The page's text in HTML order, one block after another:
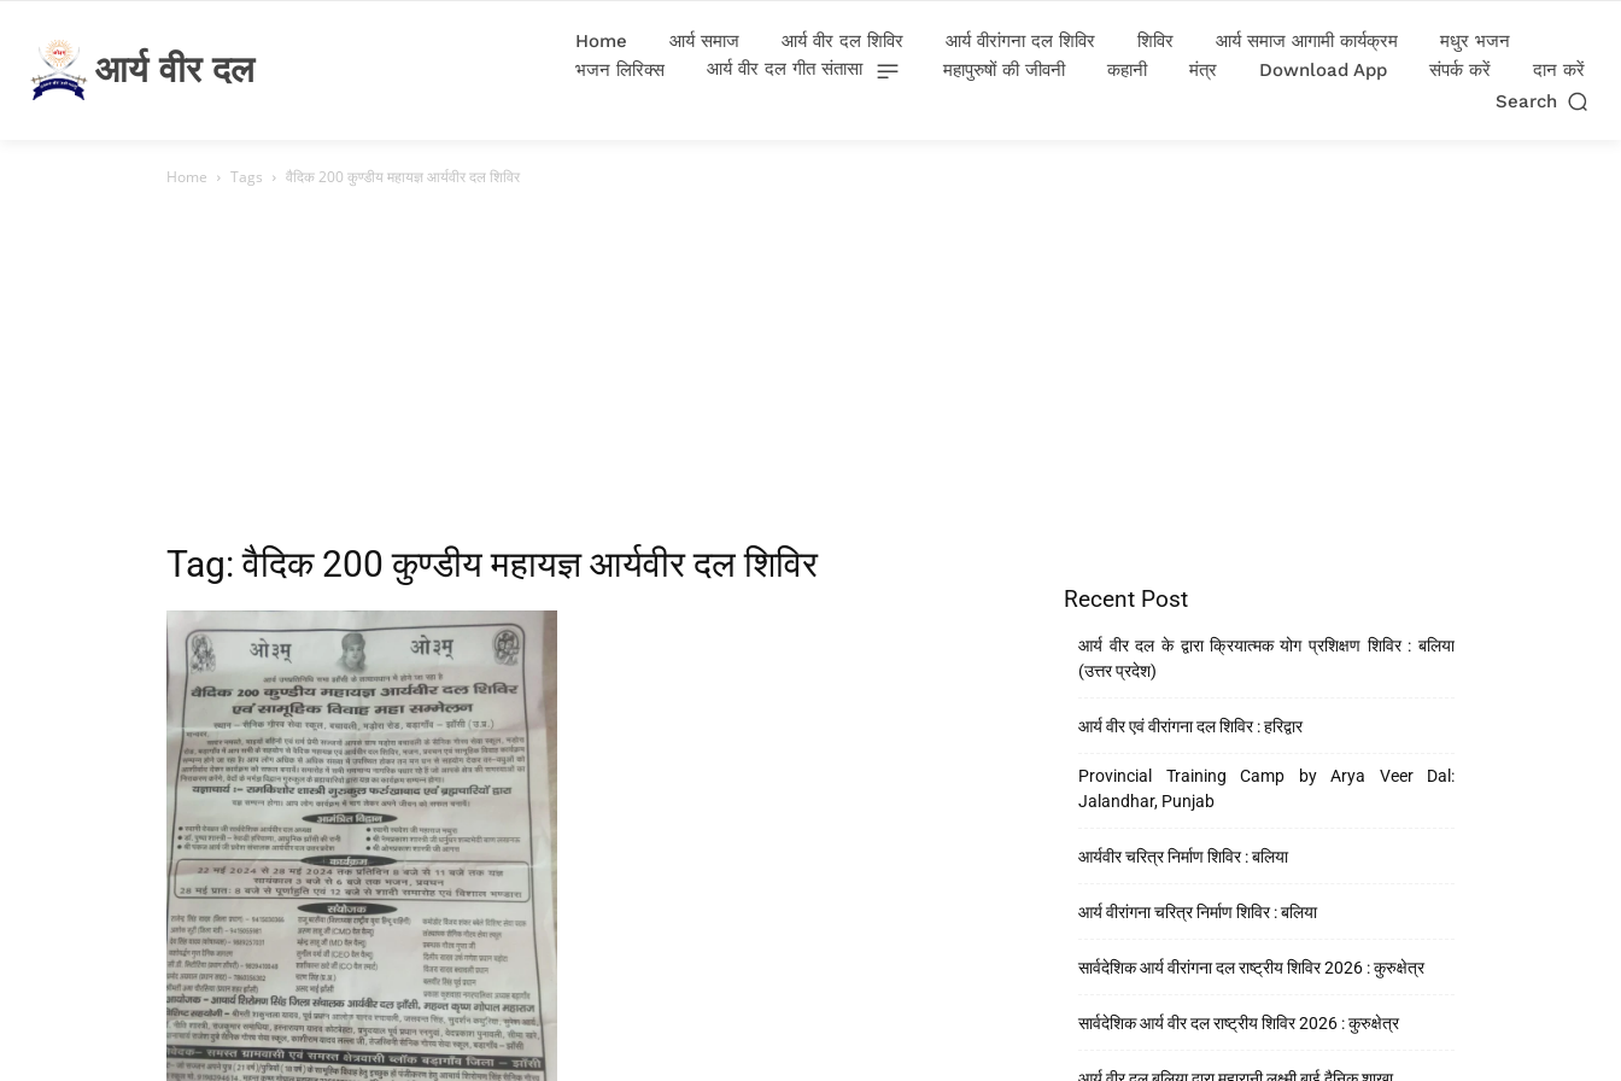
आर्य वीर दल
Home आर्य समाज आर्य वीर दल शिविर आर्य वीरांगना दल शिविर शिविर आर्य समाज आगामी कार्यक्रम
मधुर भजन
भजन लिरिक्स
आर्य वीर दल गीत संतासा महापुरुषों की जीवनी कहानी मंत्र Download App संपर्क करें
दान करें
Search
Home Tags वैदिक 200 कुण्डीय महायज्ञ आर्यवीर दल शिविर
Tag: वैदिक 200 कुण्डीय महायज्ञ आर्यवीर दल शिविर
Recent Post
आर्य वीर दल के द्वारा क्रियात्मक योग प्रशिक्षण शिविर : बलिया
(उत्तर प्रदेश)
आर्य वीर एवं वीरांगना दल शिविर : हरिद्वार
Provincial Training Camp by Arya Veer Dal:
Jalandhar, Punjab
आर्यवीर चरित्र निर्माण शिविर : बलिया
आर्य वीरांगना चरित्र निर्माण शिविर : बलिया
सार्वदेशिक आर्य वीरांगना दल राष्ट्रीय शिविर 2026 : कुरुक्षेत्र
सार्वदेशिक आर्य वीर दल राष्ट्रीय शिविर 2026 : कुरुक्षेत्र